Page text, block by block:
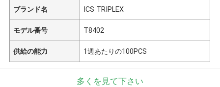
ブランド名 ICS TRIPLEX
モデル番号 T8402
供給の能力 1週あたりの100PCS
多くを見て下さい